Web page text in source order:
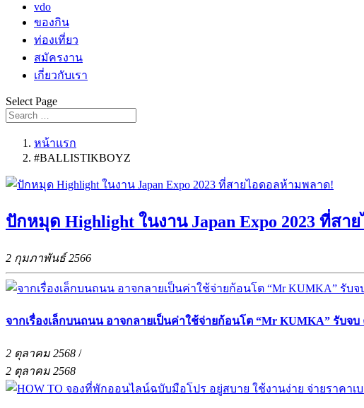
vdo
ของกิน
ท่องเที่ยว
สมัครงาน
เกี่ยวกับเรา
Select Page
หน้าแรก
#BALLISTIKBOYZ
ปักหมุด Highlight ในงาน Japan Expo 2023 ที่สา
2 กุมภาพันธ์ 2566
จากเรื่องเล็กบนถนน อาจกลายเป็นค่าใช้จ่ายก้อนโต “Mr KUMKA” รับจ
2 ตุลาคม 2568 /
2 ตุลาคม 2568